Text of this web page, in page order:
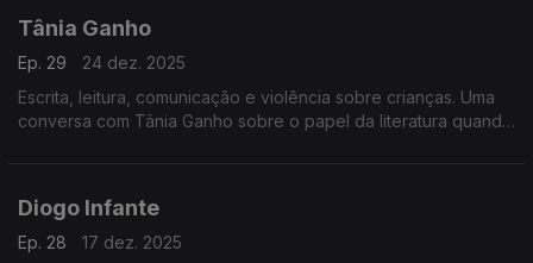
Tânia Ganho
Ep. 29
24 dez. 2025
Escrita, leitura, comunicação e violência sobre crianças. Uma
conversa com Tânia Ganho sobre o papel da literatura quando
Diogo Infante
Ep. 28
17 dez. 2025